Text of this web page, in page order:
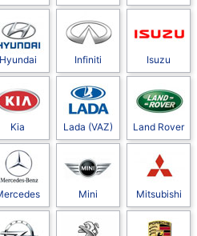
Hyundai Infiniti Isuzu
Kia Lada (VAZ) Land Rover
Mini Mitsubishi